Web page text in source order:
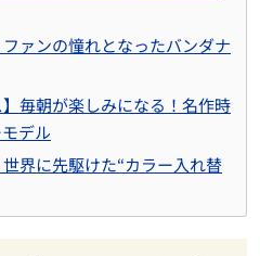
ファンの憧れとなったバンダナ
毎朝が楽しみになる！名作時
デル
世界に先駆けた“カラー入れ替